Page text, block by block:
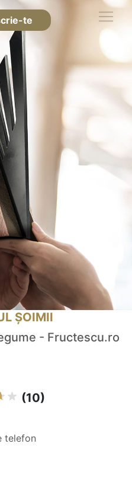
te
ȘOIMII
- Fructescu.ro
(10)
telefon